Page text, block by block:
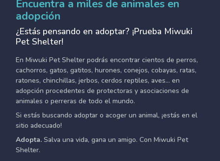
Encuentra a miles de animales en
adopción
¿Estás pensando en adoptar? ¡Prueba Miwuki
Pet Shelter!
En Miwuki Pet Shelter podrás encontrar cientos de perros,
cachorros, gatos, gatitos, hurones, conejos, cobayas, ratas,
ratones, chinchillas, jerbos, cerdos reptiles, aves... en
adopción procedentes de protectoras y asociaciones de
animales o perreras de todo el mundo.
Si estás buscando adoptar o acoger un animal, ¡estás en el
sitio adecuado!
Adopta. Salva una vida, gana un amigo. Con Miwuki Pet
Shelter.